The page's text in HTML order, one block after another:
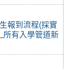
報到流程(採實
所有入學管道新